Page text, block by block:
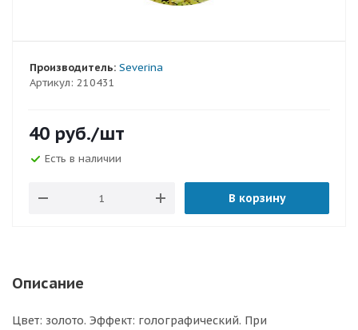
Артикул: 210431
Производитель: Severina
40 руб./шт
Есть в наличии
В корзину
Описание
Цвет: золото. Эффект: голографический. При